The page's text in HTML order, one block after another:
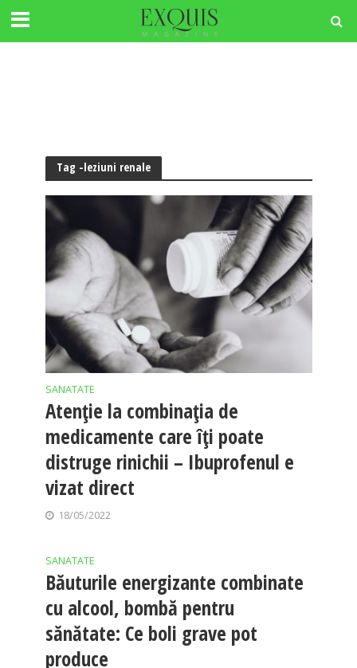
Tag -leziuni renale
SANATATE
Atenție la combinația de
medicamente care îți poate
distruge rinichii – Ibuprofenul e
vizat direct
18/05/2022
SANATATE
Băuturile energizante combinate
cu alcool, bombă pentru
sănătate: Ce boli grave pot
produce